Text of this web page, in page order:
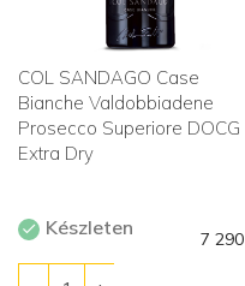
COL SANDAGO Case
Bianche Valdobbiadene
Prosecco Superiore DOCG
Extra Dry
Készleten 7 290